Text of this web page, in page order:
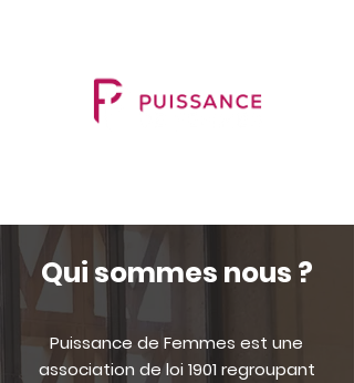
Qui sommes nous ?
Puissance de Femmes est une
association de loi 1901 regroupant